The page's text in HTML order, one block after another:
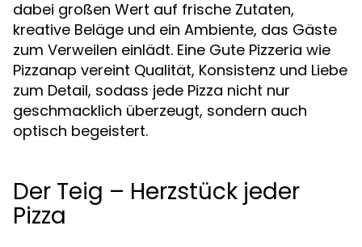
dabei großen Wert auf frische Zutaten,
kreative Beläge und ein Ambiente, das Gäste
zum Verweilen einlädt. Eine Gute Pizzeria wie
Pizzanap vereint Qualität, Konsistenz und Liebe
zum Detail, sodass jede Pizza nicht nur
geschmacklich überzeugt, sondern auch
optisch begeistert.
Der Teig – Herzstück jeder
Pizza